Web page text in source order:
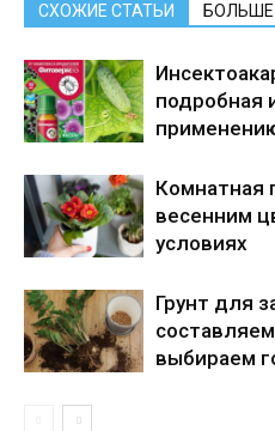
СХОЖИЕ СТАТЬИ
подробная
Комнатная
весенним
условиях
Грунт для
выбираем